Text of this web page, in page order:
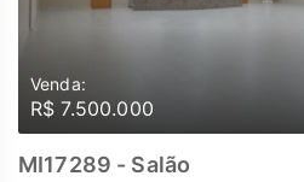
Venda:
R$ 7.500.000
MI17289 - Salão